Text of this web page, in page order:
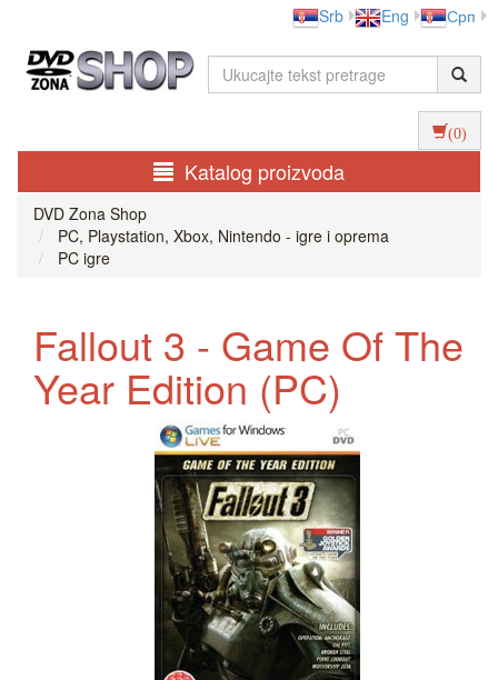
Srb Eng Срп
(0)
Katalog proizvoda
DVD Zona Shop
PC, Playstation, Xbox, Nintendo - igre i oprema
PC igre
Fallout 3 - Game Of The
Year Edition (PC)